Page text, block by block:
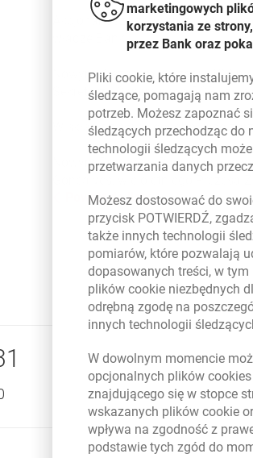
Akcjonariusze zatwierdzili
władze Banku.
Nowym Prezesem Zarządu BCP,
Sekretarza Generalnego BCP,
W skład dziewięcioosobowego
Nowym Prezesem Rady
Powrót do listy
dolna
do nas
marketingowych
korzystania ze
przez Bank oraz
Plikicookie, które
śledzące, pomagają nam
potrzeb. Możesz zapoznać
śledzących przechodząc do
technologii śledzących
przetwarzania danych
Możesz dostosować do
przycisk POTWIERDŹ,
także innych technologii
pomiarów, które pozwalają
dopasowanych treści, w
plikówcookie niezbędnych
odrębną zgodę na
innych technologii
W dowolnym momencie
opcjonalnych plikówcookies
znajdującego się w stopce
wskazanych plikówcookie
wpływa na zgodność z
podstawie tych zgód do